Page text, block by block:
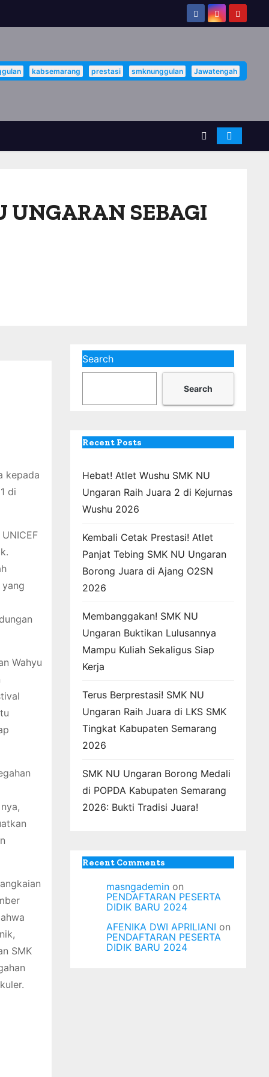
kabsemarang prestasi smknunggulan Jawatengah
UNGARAN SEBAGI
kepada
di
Wahyu
SMK
Search
Search
Recent Posts
Hebat! Atlet Wushu SMK NU
Ungaran Raih Juara 2 di Kejurnas
Wushu 2026
Kembali Cetak Prestasi! Atlet
Panjat Tebing SMK NU Ungaran
Borong Juara di Ajang O2SN
2026
Membanggakan! SMK NU
Ungaran Buktikan Lulusannya
Mampu Kuliah Sekaligus Siap
Kerja
Terus Berprestasi! SMK NU
Ungaran Raih Juara di LKS SMK
Tingkat Kabupaten Semarang
2026
SMK NU Ungaran Borong Medali
di POPDA Kabupaten Semarang
2026: Bukti Tradisi Juara!
Recent Comments
masngademin on
PENDAFTARAN PESERTA
DIDIK BARU 2024
AFENIKA DWI APRILIANI on
PENDAFTARAN PESERTA
DIDIK BARU 2024